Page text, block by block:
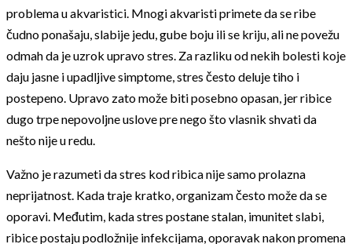
problema u akvaristici. Mnogi akvaristi primete da se ribe
čudno ponašaju, slabije jedu, gube boju ili se kriju, ali ne povežu
odmah da je uzrok upravo stres. Za razliku od nekih bolesti koje
daju jasne i upadljive simptome, stres često deluje tiho i
postepeno. Upravo zato može biti posebno opasan, jer ribice
dugo trpe nepovoljne uslove pre nego što vlasnik shvati da
nešto nije u redu.
Važno je razumeti da stres kod ribica nije samo prolazna
neprijatnost. Kada traje kratko, organizam često može da se
oporavi. Međutim, kada stres postane stalan, imunitet slabi,
ribice postaju podložnije infekcijama, oporavak nakon promena